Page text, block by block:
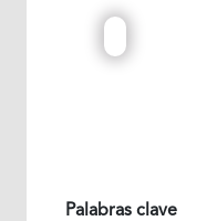
Palabras clave